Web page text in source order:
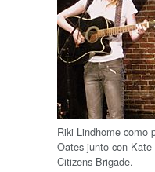
Riki Lindhome como
Oates junto con
Citizens Brigade.